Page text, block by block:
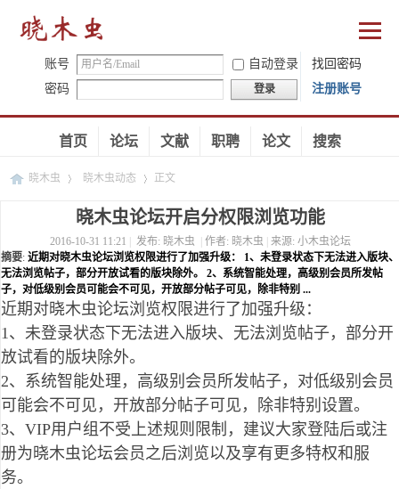
账号 自动登录
找回密码
密码
登录 注册账号
首页 论坛 文献 职聘 论文 搜索
晓木虫
›
晓木虫动态
›
正文
晓木虫论坛开启分权限浏览功能
2016-10-31 11:21 发布: 晓木虫 作者: 晓木虫 来源: 小木虫论坛
摘要: 近期对晓木虫论坛浏览权限进行了加强升级： 1、未登录状态下无法进入版块、
无法浏览帖子，部分开放试看的版块除外。 2、系统智能处理，高级别会员所发帖
子，对低级别会员可能会不可见，开放部分帖子可见，除非特别 ...
近期对晓木虫论坛浏览权限进行了加强升级：
1、未登录状态下无法进入版块、无法浏览帖子，部分开
放试看的版块除外。
2、系统智能处理，高级别会员所发帖子，对低级别会员
可能会不可见，开放部分帖子可见，除非特别设置。
3、VIP用户组不受上述规则限制，建议大家登陆后或注
册为晓木虫论坛会员之后浏览以及享有更多特权和服
务。